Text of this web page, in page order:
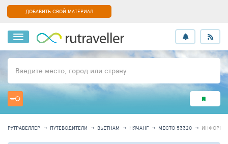
ДОБАВИТЬ СВОЙ МАТЕРИАЛ
Введите место, город или страну
РУТРАВЕЛЛЕР ПУТЕВОДИТЕЛИ ВЬЕТНАМ НЯЧАНГ МЕСТО 53320